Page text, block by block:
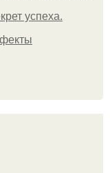
успеха.